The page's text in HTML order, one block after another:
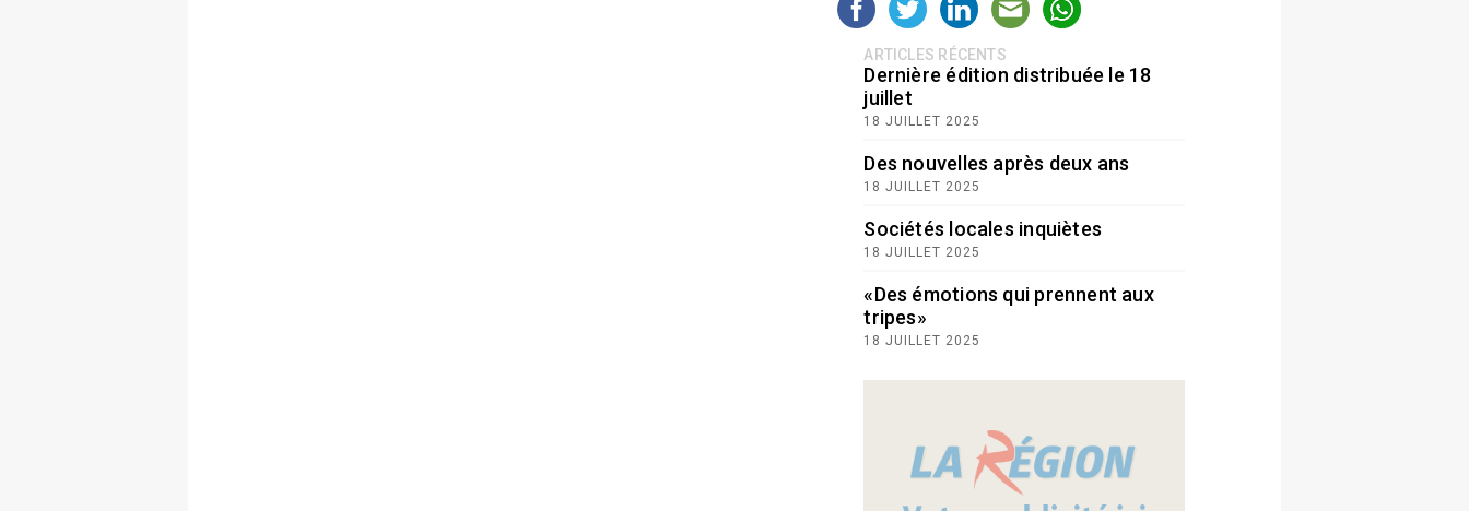
ARTICLES RÉCENTS
Dernière édition distribuée le 18
juillet
18 JUILLET 2025
Des nouvelles après deux ans
18 JUILLET 2025
Sociétés locales inquiètes
18 JUILLET 2025
«Des émotions qui prennent aux
tripes»
18 JUILLET 2025